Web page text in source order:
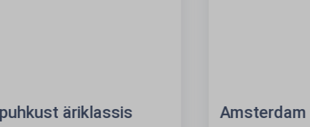
Amsterdam avab uksed enam kui